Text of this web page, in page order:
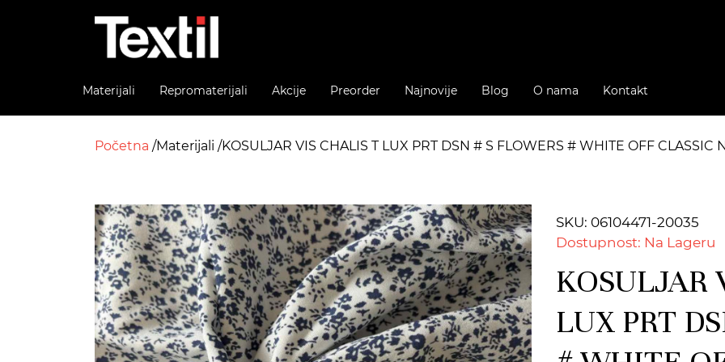
Materijali Repromaterijali Akcije Preorder Najnovije Blog O nama Kontakt
Početna Materijali KOSULJAR VIS CHALIS T LUX PRT DSN # S FLOWERS # WHITE OFF CLASSIC
SKU: 06104471-20035
Dostupnost: Na Lageru
KOSULJAR
LUX PRT